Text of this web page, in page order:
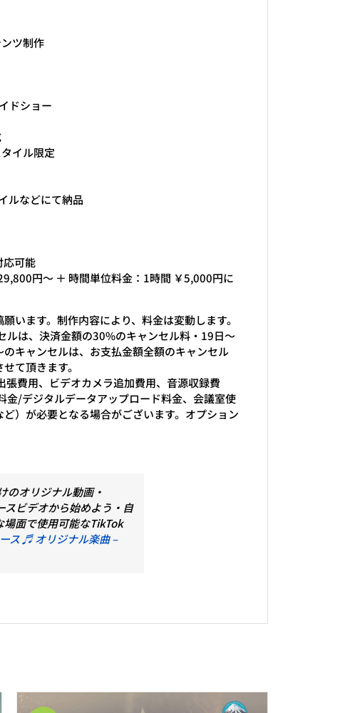
ツ制作
ドショー
イル限定
ルなどにて納品
応可能
円～ ＋ 時間単位料金：1時間 ￥5,000円に
います。制作内容により、料金は変動します。
は、決済金額の30%のキャンセル料・19日～
キャンセルは、お支払金額全額のキャンセル
て頂きます。
費用、ビデオカメラ追加費用、音源収録費
金/デジタルデータアップロード料金、会議室使
）が必要となる場合がございます。オプション
のオリジナル動画・
ビデオから始めよう・自
場面で使用可能なTikTok
ス♬ オリジナル楽曲 –